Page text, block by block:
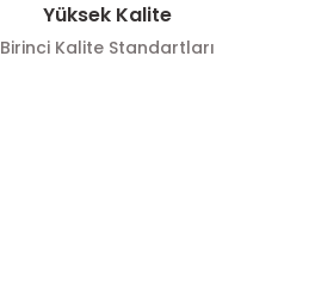
Yüksek Kalite
Birinci Kalite Standartları